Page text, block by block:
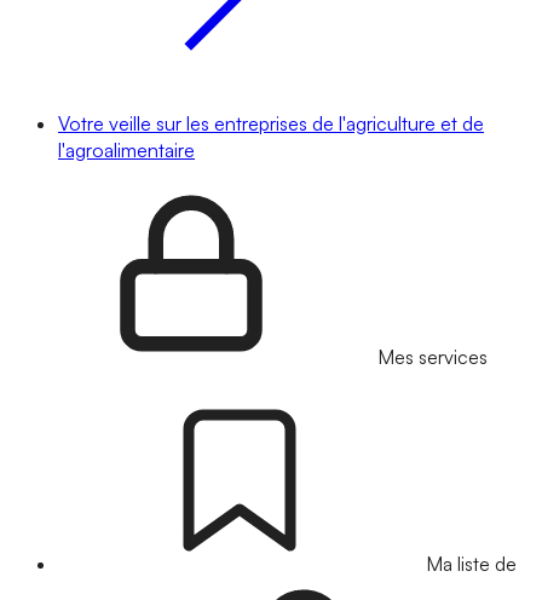
Votre veille sur les entreprises de l'agriculture et de
l'agroalimentaire
Mes services
Ma liste de